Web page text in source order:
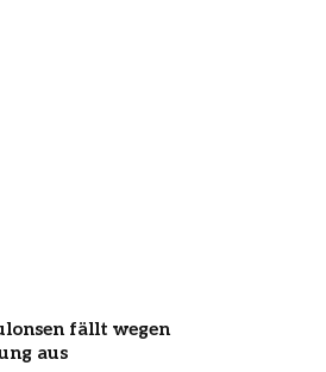
fällt wegen
aus